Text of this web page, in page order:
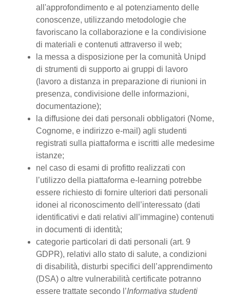
all'approfondimento e al potenziamento delle
conoscenze, utilizzando metodologie che
favoriscano la collaborazione e la condivisione
di materiali e contenuti attraverso il web;
la messa a disposizione per la comunità Unipd
di strumenti di supporto ai gruppi di lavoro
(lavoro a distanza in preparazione di riunioni in
presenza, condivisione delle informazioni,
documentazione);
la diffusione dei dati personali obbligatori (Nome,
Cognome, e indirizzo e-mail) agli studenti
registrati sulla piattaforma e iscritti alle medesime
istanze;
nel caso di esami di profitto realizzati con
l’utilizzo della piattaforma e-learning potrebbe
essere richiesto di fornire ulteriori dati personali
idonei al riconoscimento dell’interessato (dati
identificativi e dati relativi all’immagine) contenuti
in documenti di identità;
categorie particolari di dati personali (art. 9
GDPR), relativi allo stato di salute, a condizioni
di disabilità, disturbi specifici dell’apprendimento
(DSA) o altre vulnerabilità certificate potranno
essere trattate secondo l’Informativa studenti